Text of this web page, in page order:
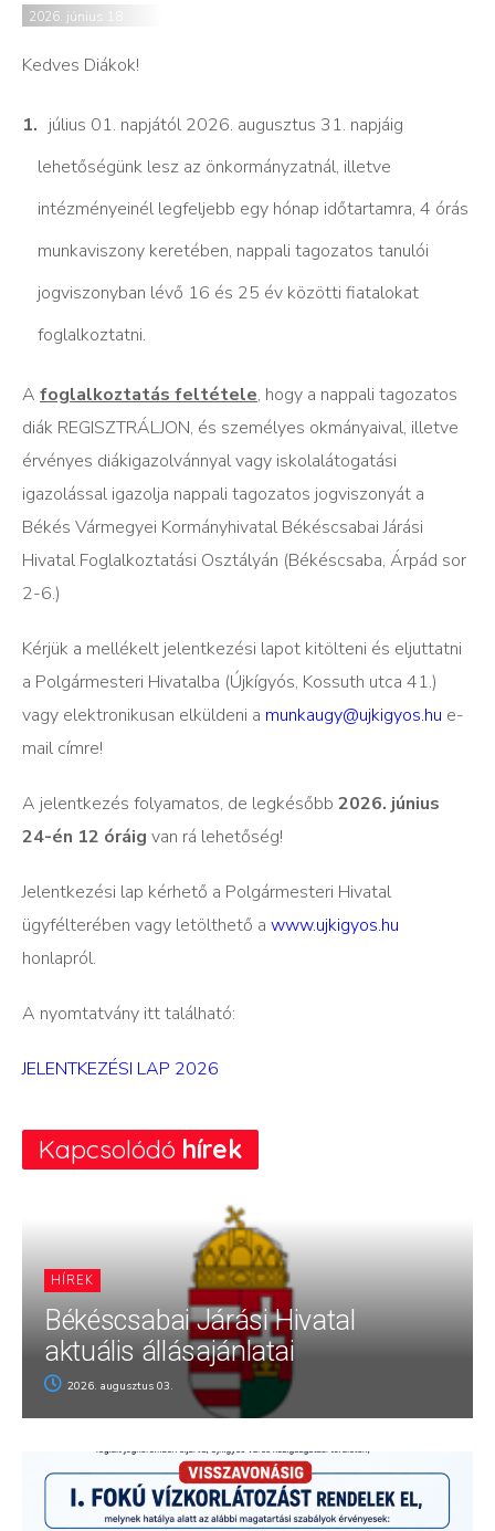
2026. június 18.
Kedves Diákok!
július 01. napjától 2026. augusztus 31. napjáig
lehetőségünk lesz az önkormányzatnál, illetve
intézményeinél legfeljebb egy hónap időtartamra, 4 órás
munkaviszony keretében, nappali tagozatos tanulói
jogviszonyban lévő 16 és 25 év közötti fiatalokat
foglalkoztatni.
A foglalkoztatás feltétele, hogy a nappali tagozatos
diák REGISZTRÁLJON, és személyes okmányaival, illetve
érvényes diákigazolvánnyal vagy iskolalátogatási
igazolással igazolja nappali tagozatos jogviszonyát a
Békés Vármegyei Kormányhivatal Békéscsabai Járási
Hivatal Foglalkoztatási Osztályán (Békéscsaba, Árpád sor
2-6.)
Kérjük a mellékelt jelentkezési lapot kitölteni és eljuttatni
a Polgármesteri Hivatalba (Újkígyós, Kossuth utca 41.)
vagy elektronikusan elküldeni a munkaugy@ujkigyos.hu e-
mail címre!
A jelentkezés folyamatos, de legkésőbb 2026. június
24-én 12 óráig van rá lehetőség!
Jelentkezési lap kérhető a Polgármesteri Hivatal
ügyfélterében vagy letölthető a www.ujkigyos.hu
honlapról.
A nyomtatvány itt található:
JELENTKEZÉSI LAP 2026
Kapcsolódó hírek
HÍREK
Békéscsabai Járási Hivatal
aktuális állásajánlatai
2026. augusztus 03.